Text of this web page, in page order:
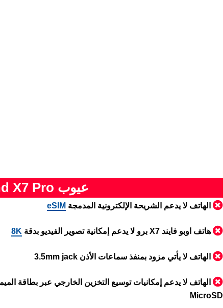
عيوب Oppo Find X7 Pro
الهاتف لا يدعم الشريحة الإلكترونية المدمجة eSIM
هاتف اوبو فايند X7 برو لا يدعم إمكانية تصوير الفيديو بدقة 8K
الهاتف لا يأتي مزود بمنفذ سماعات الأذن 3.5mm jack
الهاتف لا يدعم إمكانيات توسيع التخزين الخارجي عبر بطاقة
MicroSD